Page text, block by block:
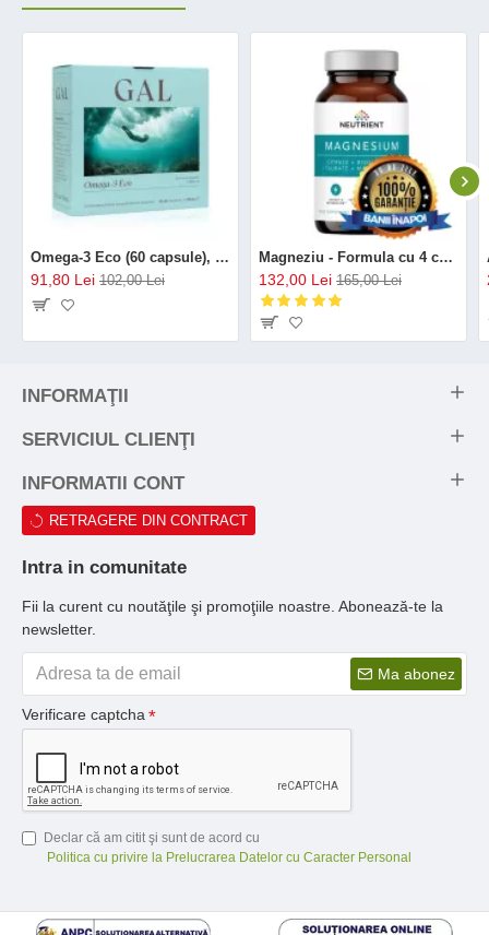
Omega-3 Eco (60 capsule), GAL
91,80 Lei 102,00 Lei
Magneziu - Formula cu 4 chelați (120 capsule), Neutrient
132,00 Lei 165,00 Lei
INFORMAŢII
SERVICIUL CLIENŢI
INFORMATII CONT
RETRAGERE DIN CONTRACT
Intra in comunitate
Fii la curent cu noutăţile şi promoţiile noastre. Abonează-te la
newsletter.
Ma abonez
Verificare captcha
Declar că am citit şi sunt de acord cu
Politica cu privire la Prelucrarea Datelor cu Caracter Personal